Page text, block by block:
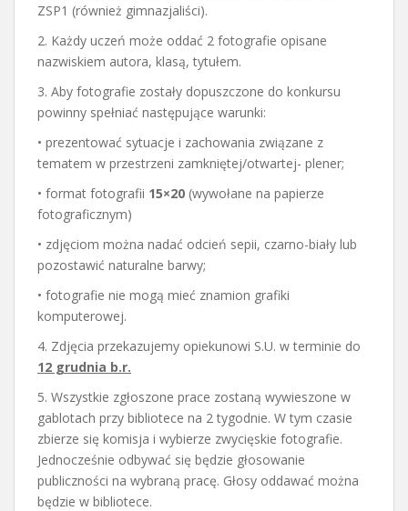
ZSP1 (również gimnazjaliści).
2. Każdy uczeń może oddać 2 fotografie opisane
nazwiskiem autora, klasą, tytułem.
3. Aby fotografie zostały dopuszczone do konkursu
powinny spełniać następujące warunki:
• prezentować sytuacje i zachowania związane z
tematem w przestrzeni zamkniętej/otwartej- plener;
• format fotografii 15×20 (wywołane na papierze
fotograficznym)
• zdjęciom można nadać odcień sepii, czarno-biały lub
pozostawić naturalne barwy;
• fotografie nie mogą mieć znamion grafiki
komputerowej.
4. Zdjęcia przekazujemy opiekunowi S.U. w terminie do
12 grudnia b.r.
5. Wszystkie zgłoszone prace zostaną wywieszone w
gablotach przy bibliotece na 2 tygodnie. W tym czasie
zbierze się komisja i wybierze zwycięskie fotografie.
Jednocześnie odbywać się będzie głosowanie
publiczności na wybraną pracę. Głosy oddawać można
będzie w bibliotece.